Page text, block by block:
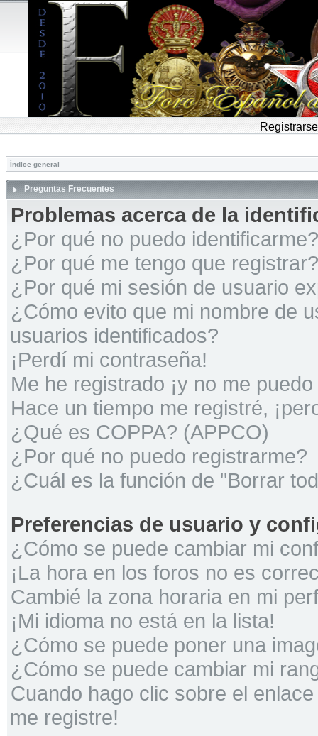
Registrarse
Índice general
Preguntas Frecuentes
Problemas acerca de la
¿Por qué no puedo identificarme?
¿Por qué me tengo que registrar?
¿Por qué mi sesión de usuario
¿Cómo evito que mi nombre de
usuarios identificados?
¡Perdí mi contraseña!
Me he registrado ¡y no me
Hace un tiempo me registré,
¿Qué es COPPA? (APPCO)
¿Por qué no puedo registrarme?
¿Cuál es la función de "Borrar
Preferencias de usuario y
¿Cómo se puede cambiar mi
¡La hora en los foros no es
Cambié la zona horaria en mi
¡Mi idioma no está en la lista!
¿Cómo se puede poner una
¿Cómo se puede cambiar mi
Cuando hago clic sobre el
me registre!